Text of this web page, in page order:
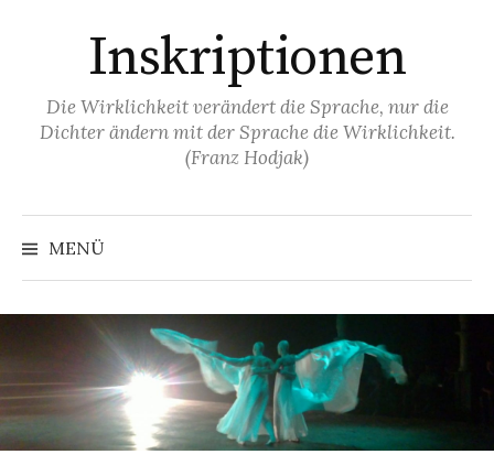
Inskriptionen
Die Wirklichkeit verändert die Sprache, nur die
Dichter ändern mit der Sprache die Wirklichkeit.
(Franz Hodjak)
MENÜ